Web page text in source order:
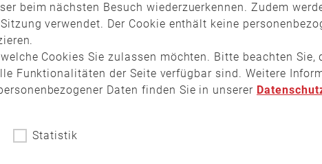
beim nächsten Besuch wiederzuerkennen. Zudem
verwendet. Der Cookie enthält keine
Cookies Sie zulassen möchten. Bitte beachten
Funktionalitäten der Seite verfügbar sind. Weitere
Daten finden Sie in unserer
Statistik